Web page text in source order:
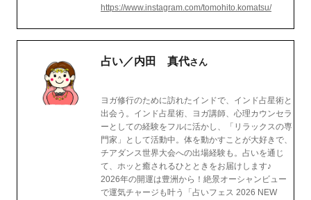
https://www.instagram.com/tomohito.komatsu/
占い／内田 真代さん
ヨガ修行のために訪れたインドで、インド占星術と
出会う。インド占星術、ヨガ講師、心理カウンセラ
ーとしての経験をフルに活かし、「リラックスの専
門家」として活動中。体を動かすことが大好きで、
チアダンス世界大会への出場経験も。占いを通じ
て、ホッと癒されるひとときをお届けします♪
2026年の開運は豊洲から！絶景オーシャンビュー
で運気チャージも叶う「占いフェス 2026 NEW